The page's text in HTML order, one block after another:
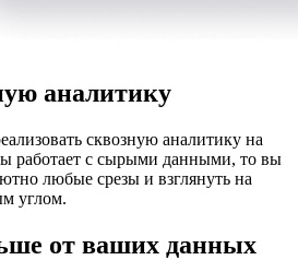
аналитику
сквозную аналитику на
работает с сырыми данными, то вы
любые срезы и взглянуть на
углом.
от ваших данных